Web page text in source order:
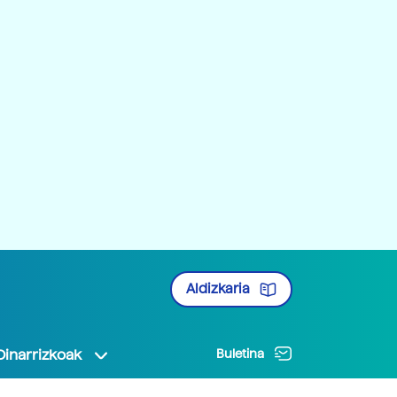
Aldizkaria
Buletina